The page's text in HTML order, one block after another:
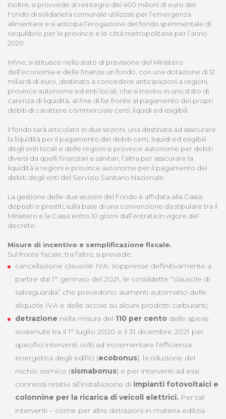
Inoltre, si provvede al reintegro dei 400 milioni di euro del
Fondo di solidarietà comunale utilizzati per l’emergenza
alimentare e si anticipa l’erogazione del fondo sperimentale di
riequilibrio per le province e le città metropolitane per l’anno
2020.
Infine, si istituisce nello stato di previsione del Ministero
dell’economia e delle finanze un fondo, con una dotazione di 12
miliardi di euro, destinato a concedere anticipazioni a regioni,
province autonome ed enti locali, che si trovino in uno stato di
carenza di liquidità, al fine di far fronte al pagamento dei propri
debiti di carattere commerciale certi, liquidi ed esigibili.
Il fondo sarà articolato in due sezioni, una destinata ad assicurare
la liquidità per il pagamento dei debiti certi, liquidi ed esigibili
degli enti locali e delle regioni e province autonome per debiti
diversi da quelli finanziari e sanitari, l’altra per assicurare la
liquidità a regioni e province autonome per il pagamento dei
debiti degli enti del Servizio Sanitario Nazionale.
La gestione delle due sezioni del Fondo è affidata alla Cassa
depositi e prestiti, sulla base di una convenzione da stipulare tra il
Ministero e la Cassa entro 10 giorni dall’entrata in vigore del
decreto.
Misure di incentivo e semplificazione fiscale.
Sul fronte fiscale, tra l’altro, si prevede:
cancellazione clausole IVA: soppresse definitivamente a
partire dal 1° gennaio del 2021, le cosiddette “clausole di
salvaguardia” che prevedono aumenti automatici delle
aliquote IVA e delle accise su alcuni prodotti carburanti;
detrazione nella misura del 110 per cento delle spese
sostenute tra il 1° luglio 2020 e il 31 dicembre 2021 per
specifici interventi volti ad incrementare l’efficienza
energetica degli edifici (ecobonus), la riduzione del
rischio sismico (sismabonus) e per interventi ad essi
connessi relativi all’installazione di impianti fotovoltaici e
colonnine per la ricarica di veicoli elettrici. Per tali
interventi – come per altre detrazioni in materia edilizia